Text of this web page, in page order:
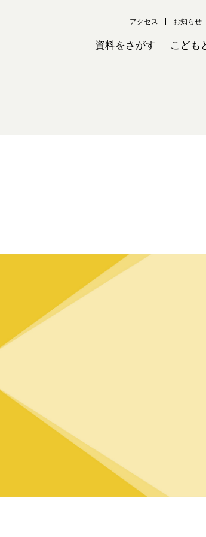
アクセス お知らせ
資料をさがす こども